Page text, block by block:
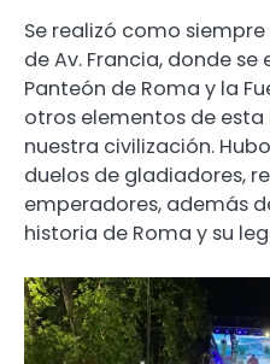
Se realizó como
de Av. Francia, donde
Panteón de Roma y la
otros elementos de
nuestra civilización.
duelos de gladiadores,
emperadores, además
historia de Roma y su